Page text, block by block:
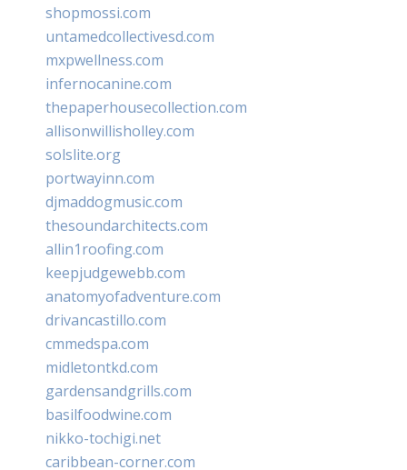
shopmossi.com
untamedcollectivesd.com
mxpwellness.com
infernocanine.com
thepaperhousecollection.com
allisonwillisholley.com
solslite.org
portwayinn.com
djmaddogmusic.com
thesoundarchitects.com
allin1roofing.com
keepjudgewebb.com
anatomyofadventure.com
drivancastillo.com
cmmedspa.com
midletontkd.com
gardensandgrills.com
basilfoodwine.com
nikko-tochigi.net
caribbean-corner.com